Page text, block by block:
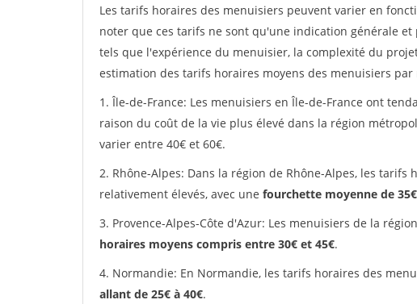
Les tarifs horaires des menuisiers peuvent varier en
noter que ces tarifs ne sont qu'une indication générale
tels que l'expérience du menuisier, la complexité du
estimation des tarifs horaires moyens des menuisiers par
1. Île-de-France: Les menuisiers en Île-de-France ont
raison du coût de la vie plus élevé dans la région
varier entre 40€ et 60€.
2. Rhône-Alpes: Dans la région de Rhône-Alpes, les
relativement élevés, avec une fourchette moyenne de
3. Provence-Alpes-Côte d'Azur: Les menuisiers de la
horaires moyens compris entre 30€ et 45€.
4. Normandie: En Normandie, les tarifs horaires des
allant de 25€ à 40€.